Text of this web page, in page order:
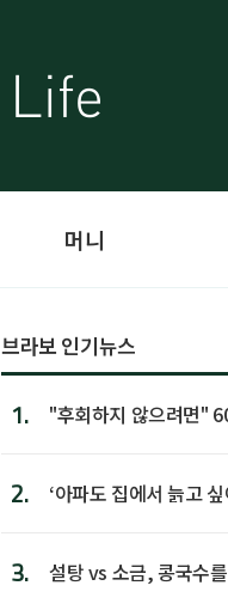
머니
브라보 인기뉴스
1.
"후회하지 않으려면"
2.
‘아파도 집에서 늙고
3. 설탕 vs 소금, 콩국수